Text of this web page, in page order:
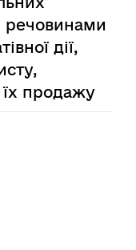
речовинами
дії,
їх продажу